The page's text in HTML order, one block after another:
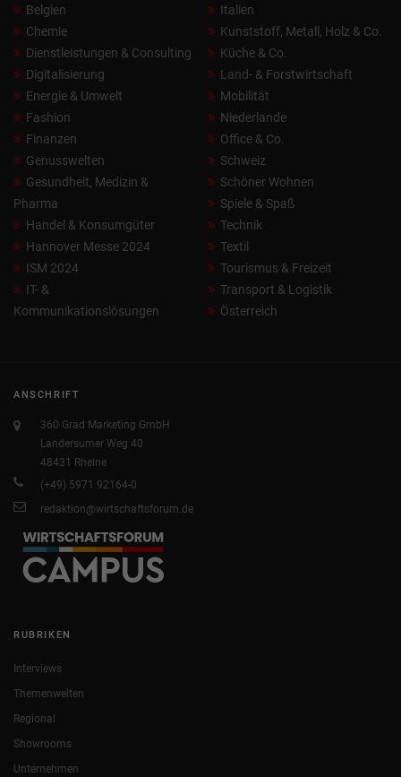
Belgien
Chemie
Dienstleistungen & Consulting
Digitalisierung
Energie & Umwelt
Fashion
Finanzen
Genusswelten
Gesundheit, Medizin &
Pharma
Handel & Konsumgüter
Hannover Messe 2024
ISM 2024
IT- &
Kommunikationslösungen
Italien
Kunststoff, Metall, Holz & Co.
Küche & Co.
Land- & Forstwirtschaft
Mobilität
Niederlande
Office & Co.
Schweiz
Schöner Wohnen
Spiele & Spaß
Technik
Textil
Tourismus & Freizeit
Transport & Logistik
Österreich
ANSCHRIFT
360 Grad Marketing GmbH
Landersumer Weg 40
48431 Rheine
(+49) 5971 92164-0
redaktion@wirtschaftsforum.de
RUBRIKEN
Interviews
Themenwelten
Regional
Showrooms
Unternehmen